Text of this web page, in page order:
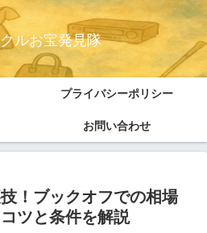
ルお宝発見隊
プライバシーポリシー
お問い合わせ
！ブックオフでの相場
ツと条件を解説